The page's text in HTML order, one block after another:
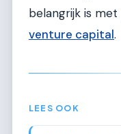
belangrijk is met
venture capital.
LEES OOK